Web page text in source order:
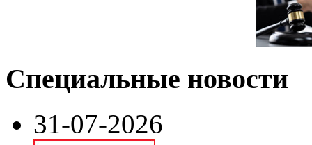
Специальные новости
31-07-2026